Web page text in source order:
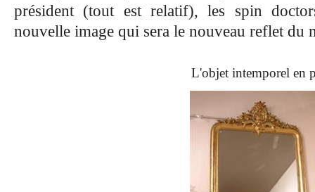
président (tout est relatif), les spin
nouvelle image qui sera le nouveau reflet du
L'objet intemporel en